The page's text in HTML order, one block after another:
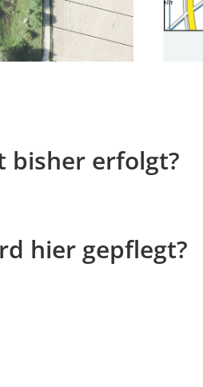
bisher erfolgt?
hier gepflegt?